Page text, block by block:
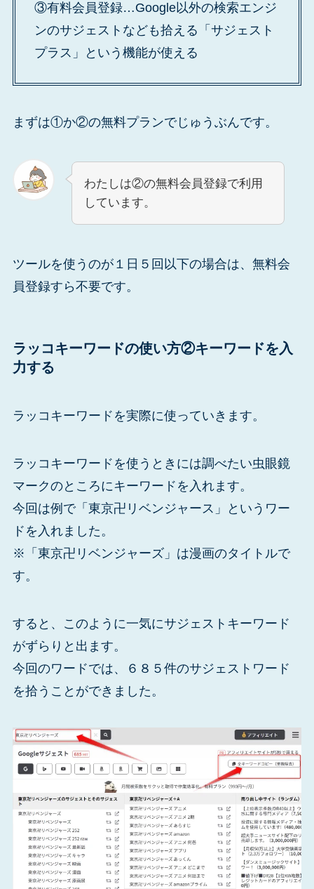
③有料会員登録…Google以外の検索エンジ
ンのサジェストなども拾える「サジェスト
プラス」という機能が使える
まずは①か②の無料プランでじゅうぶんです。
わたしは②の無料会員登録で利用
しています。
ツールを使うのが１日５回以下の場合は、無料会
員登録すら不要です。
ラッコキーワードの使い方②キーワードを入
力する
ラッコキーワードを実際に使っていきます。
ラッコキーワードを使うときには調べたい虫眼鏡
マークのところにキーワードを入れます。
今回は例で「東京卍リベンジャース」というワー
ドを入れました。
※「東京卍リベンジャーズ」は漫画のタイトルで
す。
すると、このように一気にサジェストキーワード
がずらりと出ます。
今回のワードでは、６８５件のサジェストワード
を拾うことができました。